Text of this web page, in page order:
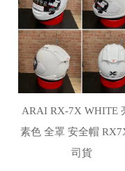
ARAI RX-7X WHITE
素色 全罩 安全帽
司貨